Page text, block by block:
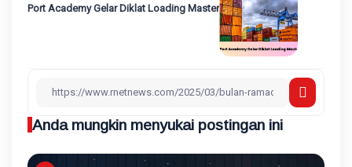
Port Academy Gelar Diklat Loading Master
Anda mungkin menyukai postingan ini